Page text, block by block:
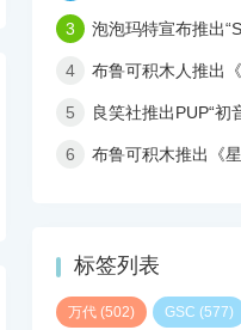
3 泡泡玛特宣布推出
4 布鲁可积木人推出《王者
5 良笑社推出PUP“初音
6 布鲁可积木推出《星球大战：曼
标签列表
万代 (502) GSC (577)